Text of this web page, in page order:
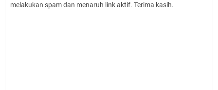
melakukan spam dan menaruh link aktif. Terima kasih.